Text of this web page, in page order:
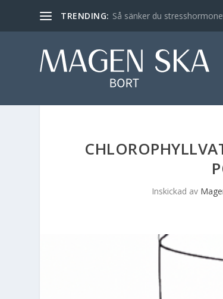
TRENDING: Så sänker du
Inskickad av